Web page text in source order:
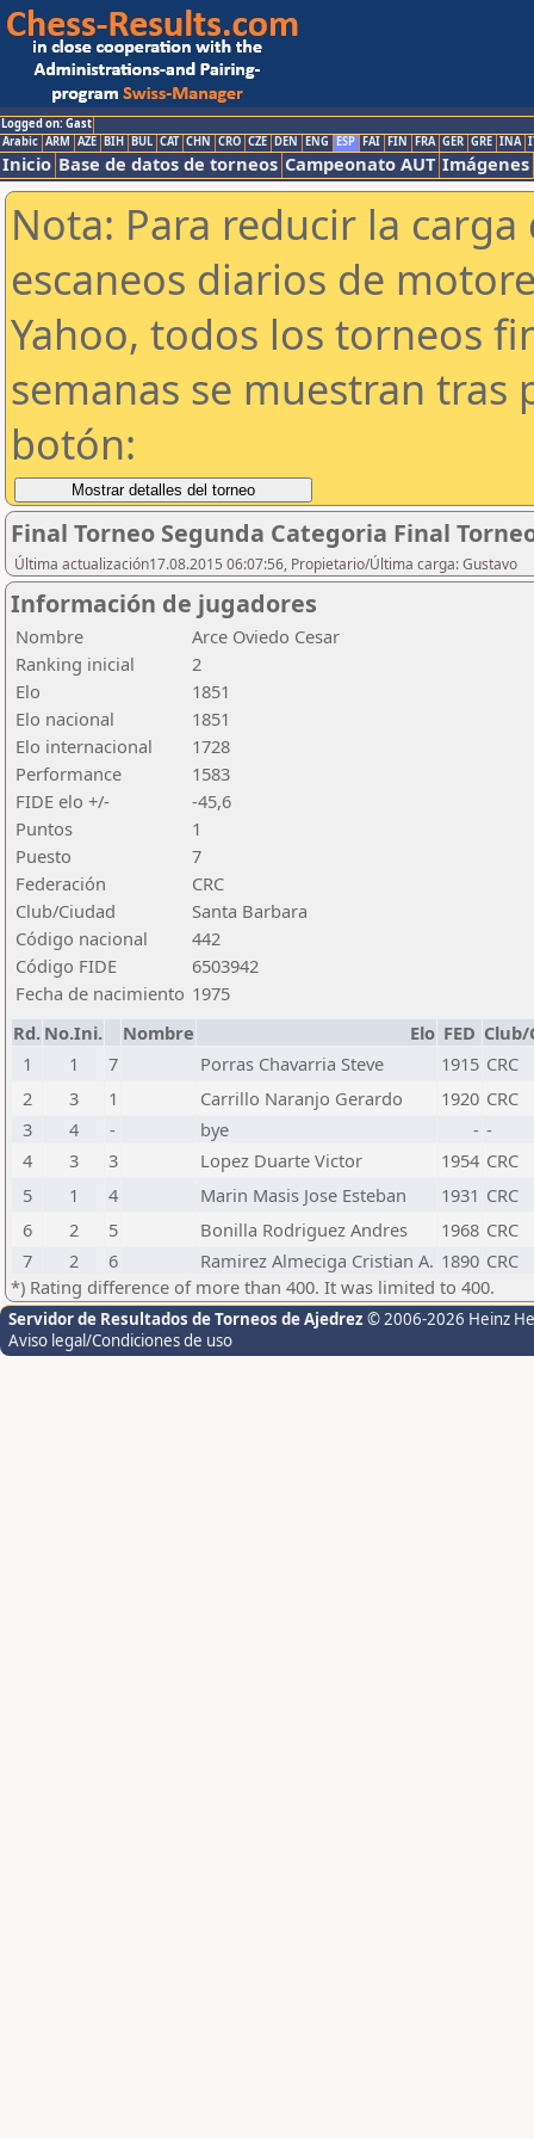
Logged on: Gast
Arabic ARM AZE BIH BUL CAT CHN CRO CZE DEN ENG ESP FAI FIN FRA GER GRE INA
Inicio Base de datos de torneos Campeonato AUT Imágenes
Nota: Para reducir la
escaneos diarios de
Yahoo, todos los torneos
semanas se muestran tras
botón:
Final Torneo Segunda Categoria Final
Última actualización17.08.2015 06:07:56, Propietario/Última carga: Gustavo
Información de jugadores
Nombre
Arce Oviedo Cesar
Ranking inicial
2
Elo
1851
Elo nacional
1851
Elo internacional
1728
Performance
1583
FIDE elo +/-
-45,6
Puntos
1
Puesto
7
Federación
CRC
Club/Ciudad
Santa Barbara
Código nacional
442
Código FIDE
6503942
Fecha de nacimiento 1975
Rd. No.Ini. Nombre Elo FED Club/
1
1 7 Porras Chavarria Steve 1915 CRC
2
3 1 Carrillo Naranjo Gerardo 1920 CRC
3
4 - bye - -
4
3 3 Lopez Duarte Victor 1954 CRC
5
1 4 Marin Masis Jose Esteban 1931 CRC
6
2 5 Bonilla Rodriguez Andres 1968 CRC
7
2 6 Ramirez Almeciga Cristian A. 1890 CRC
*) Rating difference of more than 400. It was limited to 400.
Servidor de Resultados de Torneos de Ajedrez © 2006-2026 Heinz
Aviso legal/Condiciones de uso